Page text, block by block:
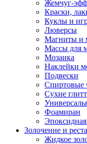
Жемчуг-
Краски,
Куклы и
Люверсы
Магниты и
Массы для
Мозаика
Наклейки
Подвески
Спиртовые
Сухие
Фоамиран
Золочение и
Жидкое